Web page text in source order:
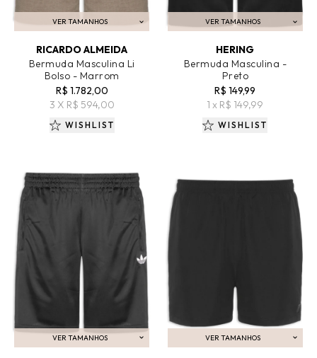
VER TAMANHOS
ADICIONAR AO CARRINHO
RICARDO ALMEIDA
Bermuda Masculina Li
Bolso - Marrom
R$ 1.782,00
3 X R$ 594,00
WISHLIST
VER TAMANHOS
ADICIONAR AO CARRINHO
HERING
Bermuda Masculina -
Preto
R$ 149,99
1 x R$ 149,99
WISHLIST
VER TAMANHOS
ADICIONAR AO CARRINHO
VER TAMANHOS
ADICIONAR AO CARRINHO